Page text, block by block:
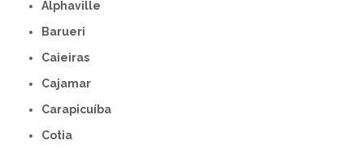
Alphaville
Barueri
Caieiras
Cajamar
Carapicuíba
Cotia